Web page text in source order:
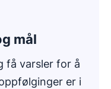
mål
få varsler for å
er i